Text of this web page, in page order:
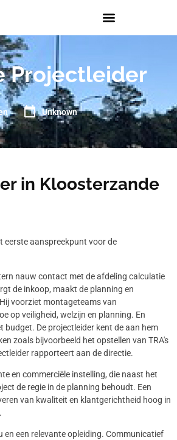
Projectleider
Unknown
in Kloosterzande
eerste aanspreekpunt voor de
nauw contact met de afdeling calculatie
de inkoop, maakt de planning en
voorziet montageteams van
op veiligheid, welzijn en planning. En
budget. De projectleider kent de aan hem
zoals bijvoorbeeld het opstellen van TRA's
rapporteert aan de directie.
en commerciële instelling, die naast het
de regie in de planning behoudt. Een
van kwaliteit en klantgerichtheid hoog in
en een relevante opleiding. Communicatief